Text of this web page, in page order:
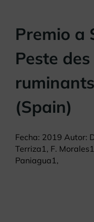
Premio a
Peste
(Spain)
Fecha: 2019 Autor:
Terriza1, F.
Paniagua1,